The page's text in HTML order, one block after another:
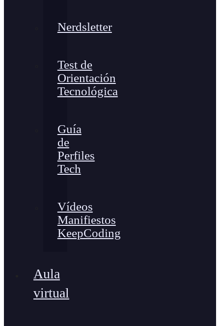
Nerdsletter
Test de
Orientación
Tecnológica
Guía
de
Perfiles
Tech
Vídeos
Manifiestos
KeepCoding
Aula
virtual